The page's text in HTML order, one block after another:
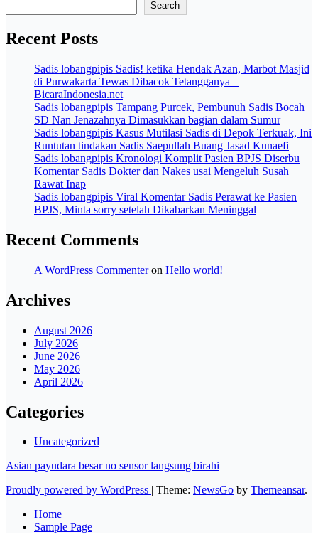
Search
Recent Posts
Sadis lobangpipis Sadis! ketika Hendak Azan, Marbot Masjid
di Purwakarta Tewas Dibacok Tetangganya –
BicaraIndonesia.net
Sadis lobangpipis Tampang Purcek, Pembunuh Sadis Bocah
SD Nan Jenazahnya Dimasukkan bagian dalam Sumur
Sadis lobangpipis Kasus Mutilasi Sadis di Depok Terkuak, Ini
Runtutan tindakan Sadis Saepullah Buang Jasad Kunaefi
Sadis lobangpipis Kronologi Komplit Pasien BPJS Diserbu
Komentar Sadis Dokter dan Nakes usai Mengeluh Susah
Rawat Inap
Sadis lobangpipis Viral Komentar Sadis Perawat ke Pasien
BPJS, Minta sorry setelah Dikabarkan Meninggal
Recent Comments
A WordPress Commenteron Hello world!
Archives
August 2026
July 2026
June 2026
May 2026
April 2026
Categories
Uncategorized
Asian payudara besar no sensor langsung birahi
Proudly powered by WordPress
Theme: NewsGo by Themeansar.
Home
Sample Page